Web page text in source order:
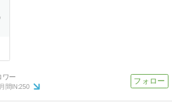
月間IN:250